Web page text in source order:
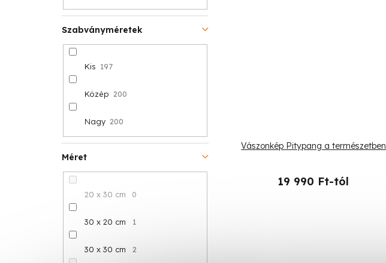
Méret
20 x 30 cm 0
30 x 20 cm 1
30 x 30 cm 2
Szabványméretek
Kis 197
Közép 200
Nagy 200
Vászonkép Pitypang a természetben
19 990 Ft-tól